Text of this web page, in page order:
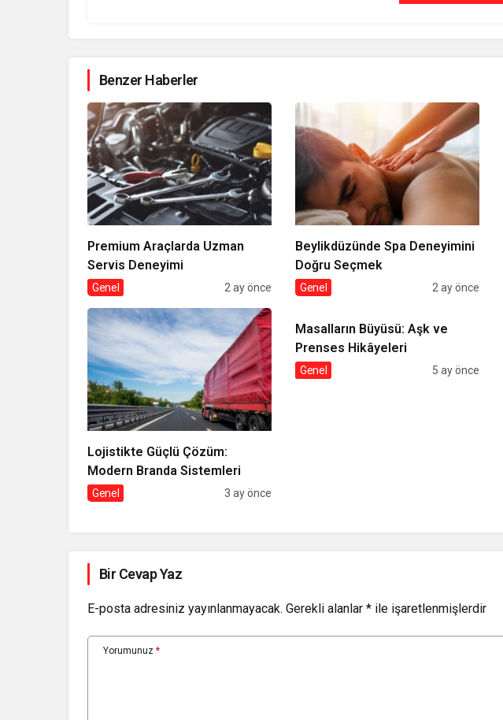
Benzer Haberler
Premium Araçlarda Uzman
Servis Deneyimi
Genel 2 ay önce
Beylikdüzünde Spa Deneyimini
Doğru Seçmek
Genel 2 ay önce
Lojistikte Güçlü Çözüm:
Modern Branda Sistemleri
Genel 3 ay önce
Masalların Büyüsü: Aşk ve
Prenses Hikâyeleri
Genel 5 ay önce
Bir Cevap Yaz
E-posta adresiniz yayınlanmayacak. Gerekli alanlar * ile işaretlenmişlerdir
Yorumunuz *